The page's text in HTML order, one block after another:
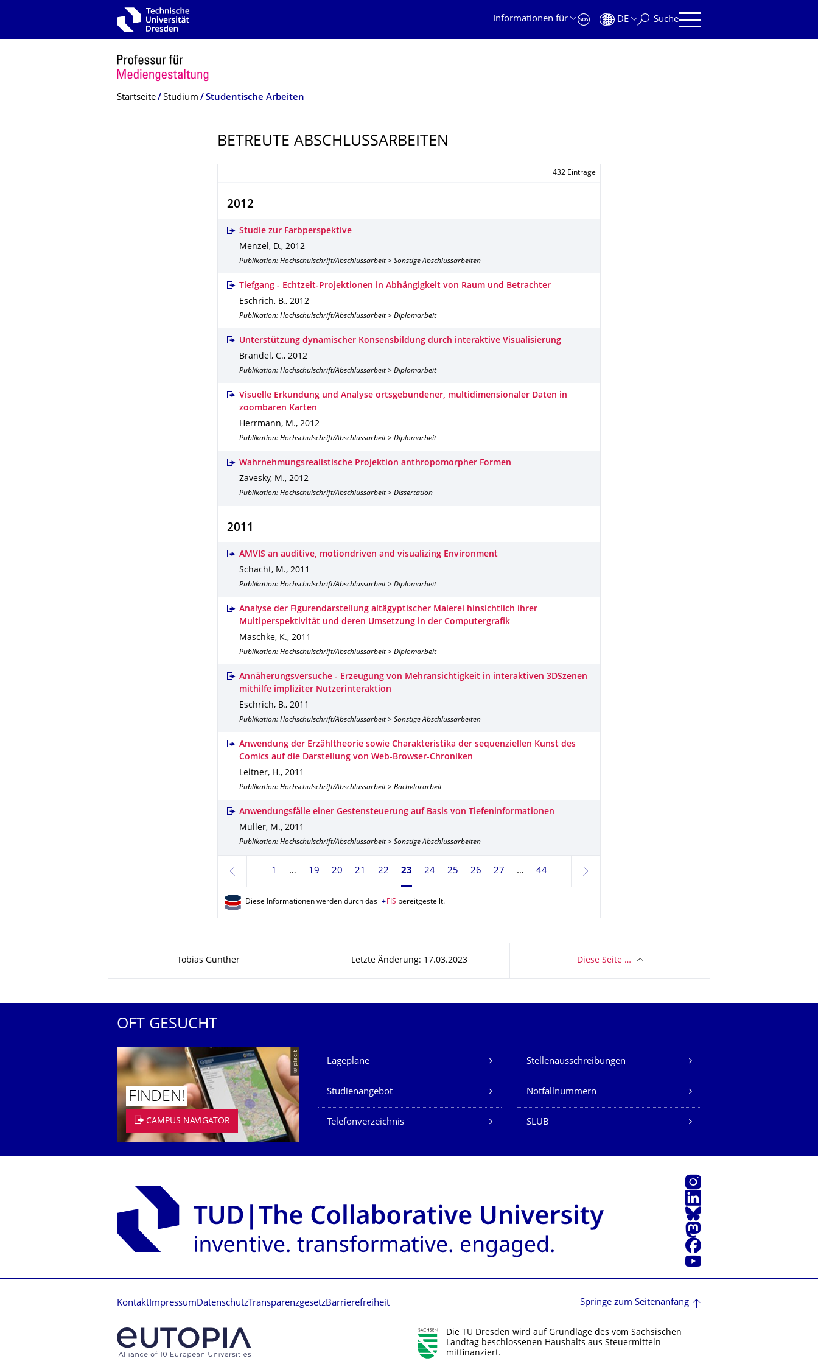
Zur Hauptnavigation springen
Informationen für
DE Suche
Breadcrumb-Menü
Startseite Studium Studentische Arbeiten
BETREUTE ABSCHLUSSARBEI­TEN
432 Einträge
2012
Studie zur Farbperspektive
Menzel, D., 2012
Publikation: Hochschulschrift/Abschlussarbeit > Sonstige Abschlussarbeiten
Tiefgang - Echtzeit-Projektionen in Abhängigkeit von Raum und Betrachter
Eschrich, B., 2012
Publikation: Hochschulschrift/Abschlussarbeit > Diplomarbeit
Unterstützung dynamischer Konsensbildung durch interaktive Visualisierung
Brändel, C., 2012
Publikation: Hochschulschrift/Abschlussarbeit > Diplomarbeit
Visuelle Erkundung und Analyse ortsgebundener, multidimensionaler Daten in
zoombaren Karten
Herrmann, M., 2012
Publikation: Hochschulschrift/Abschlussarbeit > Diplomarbeit
Wahrnehmungsrealistische Projektion anthropomorpher Formen
Zavesky, M., 2012
Publikation: Hochschulschrift/Abschlussarbeit > Dissertation
2011
AMVIS an auditive, motiondriven and visualizing Environment
Schacht, M., 2011
Publikation: Hochschulschrift/Abschlussarbeit > Diplomarbeit
Analyse der Figurendarstellung altägyptischer Malerei hinsichtlich ihrer
Multiperspektivität und deren Umsetzung in der Computergrafik
Maschke, K., 2011
Publikation: Hochschulschrift/Abschlussarbeit > Diplomarbeit
Annäherungsversuche - Erzeugung von Mehransichtigkeit in interaktiven 3DSzenen
mithilfe impliziter Nutzerinteraktion
Eschrich, B., 2011
Publikation: Hochschulschrift/Abschlussarbeit > Sonstige Abschlussarbeiten
Anwendung der Erzähltheorie sowie Charakteristika der sequenziellen Kunst des
Comics auf die Darstellung von Web-Browser-Chroniken
Leitner, H., 2011
Publikation: Hochschulschrift/Abschlussarbeit > Bachelorarbeit
Anwendungsfälle einer Gestensteuerung auf Basis von Tiefeninformationen
Müller, M., 2011
Publikation: Hochschulschrift/Abschlussarbeit > Sonstige Abschlussarbeiten
zurück
1 19 20 21 22 Seite 23, aktuell ausgewählt
23 24 25 26 27 44
weiter
Diese Informationen werden durch das FIS bereitgestellt.
Tobias Günther Letzte Änderung: 17.03.2023 Diese Seite …
OFT GESUCHT
© placit
FINDEN!
CAMPUS NAVIGATOR
Unsere Dienste
Lagepläne Stellenausschreibungen
Studienangebot Notfallnummern
Telefonverzeichnis SLUB
Instagram
LinkedIn
Bluesky
Mastodon
Facebook
Youtube
Kontakt Impressum DatenschutzTransparenzgesetzBarrierefreiheit Springe zum Seitenanfang
Die TU Dresden wird auf Grundlage des vom Sächsischen
Landtag beschlossenen Haushalts aus Steuermitteln
mitfinanziert.